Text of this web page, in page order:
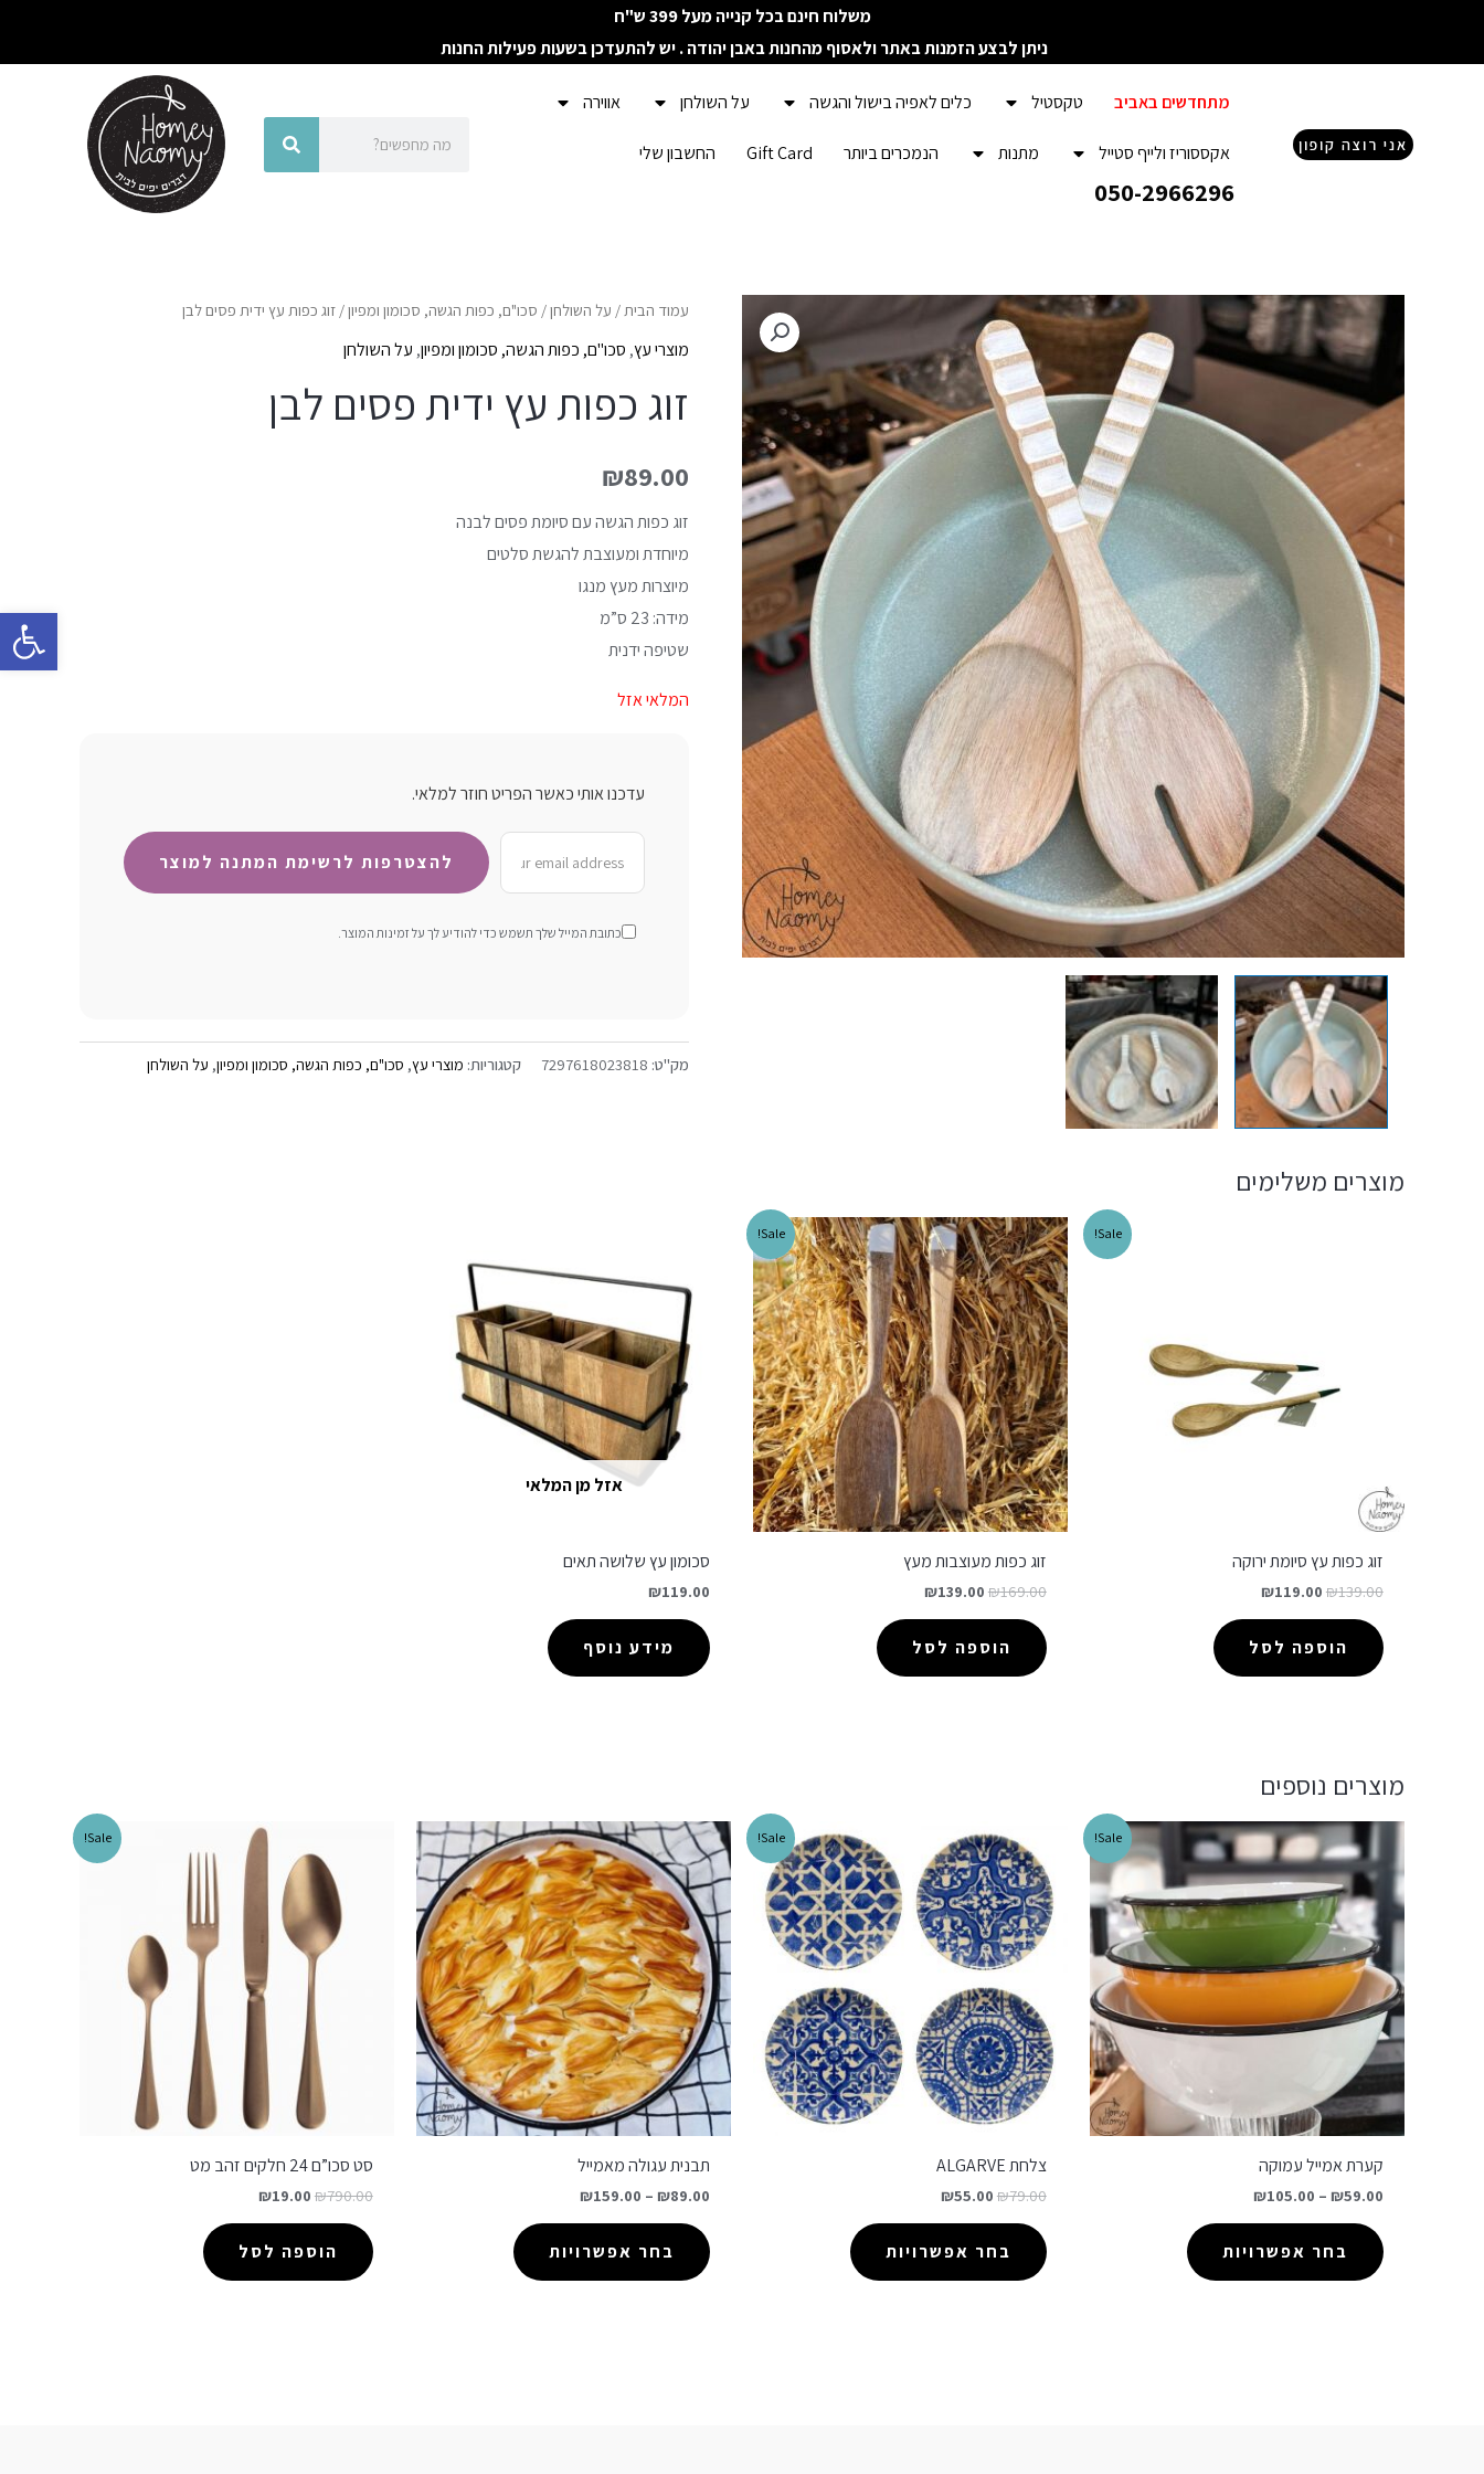
פתח
משלוח חינם בכל קנייה מעל 399 ש"ח
ניתן לבצע הזמנות באתר ולאסוף מהחנות באבן יהודה . יש להתעדכן בשעות פעילות החנות
אני רוצה קופון
מתחדשים באביב טקסטיל כלים לאפיה בישול והגשה על השולחן אווירה
אקססוריז ולייף סטייל מתנות הנמכרים ביותר Gift Card החשבון שלי
050-2966296
חיפוש
עמוד הבית/ על השולחן/ סכו"ם, כפות הגשה, סכומון ומפיון/ זוג כפות עץ ידית פסים לבן
מוצרי עץ, סכו"ם, כפות הגשה, סכומון ומפיון, על השולחן
זוג כפות עץ ידית פסים לבן
₪89.00
זוג כפות הגשה עם סיומת פסים לבנה
מיוחדת ומעוצבת להגשת סלטים
מיוצרות מעץ מנגו
מידה: 23 ס”מ
שטיפה ידנית
המלאי אזל
עדכנו אותי כאשר הפריט חוזר למלאי.
כתובת המייל שלך תשמש כדי להודיע ​​לך על זמינות המוצר.
מק"ט: 7297618023818 קטגוריות: מוצרי עץ, סכו"ם, כפות הגשה, סכומון ומפיון, על השולחן
מוצרים משלימים
Sale!
זוג כפות עץ סיומת ירוקה
₪139.00
₪119.00
הוספה לסל
Sale!
זוג כפות מעוצבות מעץ
₪169.00
₪139.00
הוספה לסל
אזל מן המלאי
סכומון עץ שלושה תאים
₪119.00
מידע נוסף
מוצרים נוספים
Sale!
קערת אמייל עמוקה
₪59.00
–
₪105.00
בחר אפשרויות
Sale!
צלחת ALGARVE
₪79.00
₪55.00
בחר אפשרויות
תבנית עגולה מאמייל
₪89.00
–
₪159.00
בחר אפשרויות
Sale!
סט סכו”ם 24 חלקים זהב מט
₪790.00
₪19.00
הוספה לסל